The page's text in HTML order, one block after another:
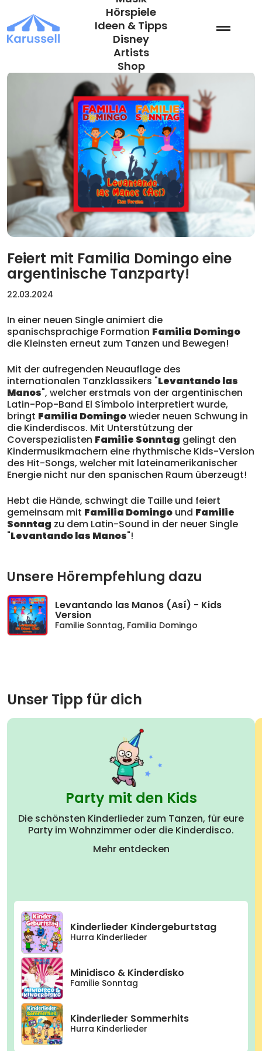
Inhalt
springen
Hörspiele
Ideen & Tipps
Disney
Artists
Shop
Feiert mit Familia Domingo eine
argentinische Tanzparty!
22.03.2024
In einer neuen Single animiert die
spanischsprachige Formation Familia Domingo
die Kleinsten erneut zum Tanzen und Bewegen!
Mit der aufregenden Neuauflage des
internationalen Tanzklassikers "Levantando las
Manos", welcher erstmals von der argentinischen
Latin-Pop-Band El Símbolo interpretiert wurde,
bringt Familia Domingowieder neuen Schwung in
die Kinderdiscos. Mit Unterstützung der
Coverspezialisten Familie Sonntag gelingt den
Kindermusikmachern eine rhythmische Kids-Version
des Hit-Songs, welcher mit lateinamerikanischer
Energie nicht nur den spanischen Raum überzeugt!
Hebt die Hände, schwingt die Taille und feiert
gemeinsam mit Familia Domingo und Familie
Sonntag zu dem Latin-Sound in der neuer Single
"Levantando las Manos"!
Unsere Hörempfehlung dazu
Levantando las Manos (Así) - Kids
Version
Familie Sonntag, Familia Domingo
Unser Tipp für dich
Party mit den Kids
Die schönsten Kinderlieder zum Tanzen, für eure
Party im Wohnzimmer oder die Kinderdisco.
Mehr entdecken
Kinderlieder Kindergeburtstag
Hurra Kinderlieder
Minidisco & Kinderdisko
Familie Sonntag
Kinderlieder Sommerhits
Hurra Kinderlieder